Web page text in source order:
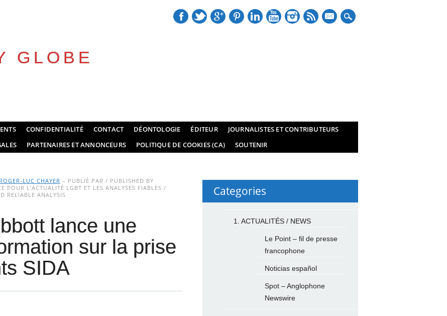
mail
GLOBE
CONFIDENTIALITÉ CONTACT DÉONTOLOGIE ÉDITEUR
JOURNALISTES ET CONTRIBUTEURS
PARTENAIRES ET ANNONCEURS POLITIQUE DE COOKIES (CA) SOUTENIR
ROGER-LUC CHAYER – PUBLIÉ PAR / PUBLISHED BY
POUR L’ACTUALITÉ LGBT ET LES ANALYSES FIABLES /
RELIABLE ANALYSIS
lance une
sur la prise
SIDA
Categories
1. ACTUALITÉS / NEWS
Le Point – fil de presse
francophone
Noticias español
Spot – Anglophone
Newswire